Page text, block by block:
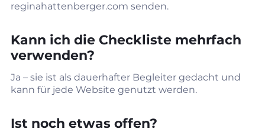
reginahattenberger.com senden.
Kann ich die Checkliste mehrfach
verwenden?
Ja – sie ist als dauerhafter Begleiter gedacht und
kann für jede Website genutzt werden.
Ist noch etwas offen?